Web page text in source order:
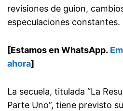
revisiones de guion,
especulaciones constantes.
[Estamos en WhatsApp.
ahora]
La secuela, titulada “La
Parte Uno”, tiene previsto su